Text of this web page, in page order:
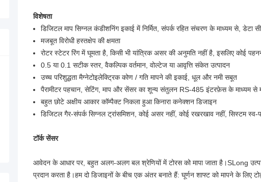
विशेषता
डिजिटल माप सिग्नल कंडीशनिंग इकाई में निर्मित, संपर्क रहित संचरण के माध्यम से, डेटा
मजबूत विरोधी हस्तक्षेप की क्षमता
रोटर स्टेटर रिंग में घूमता है, किसी भी यांत्रिक असर की अनुमति नहीं है, इसलिए कोई
0.5 या 0.1 सटीक स्तर, वैकल्पिक वर्तमान, वोल्टेज या आवृत्ति संकेत उत्पादन
उच्च परिशुद्धता मैग्नेटोइलेक्ट्रिक कोण / गति मापने की इकाई, धूल और नमी सबूत
पैरामीटर पहचान, सेटिंग, माप और सेंसर का शून्य संतुलन RS-485 इंटरफ़ेस के माध्यम से
बहुत छोटे अक्षीय आकार कॉम्पैक्ट निकला हुआ किनारा कनेक्शन डिजाइन
डिजिटल गैर-संपर्क सिग्नल ट्रांसमिशन, कोई असर नहीं, कोई रखरखाव नहीं, सिस्टम स्व-
टॉर्क सेंसर
आवेदन के आधार पर, बहुत अलग-अलग बल श्रेणियों में टोरस को मापा जाता है।SLong
प्रदान करता है।हम दो डिजाइनों के बीच एक अंतर बनाते हैं: घूर्णन शाफ्ट को मापने के